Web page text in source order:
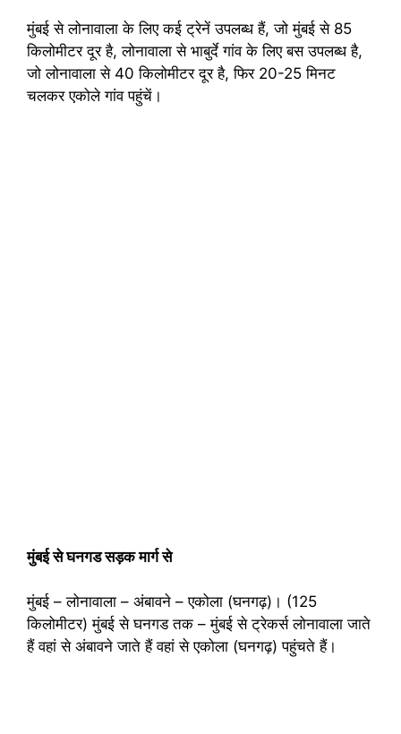
मुंबई से लोनावाला के लिए कई ट्रेनें उपलब्ध हैं, जो मुंबई से 85
किलोमीटर दूर है, लोनावाला से भाबुर्दे गांव के लिए बस उपलब्ध है,
जो लोनावाला से 40 किलोमीटर दूर है, फिर 20-25 मिनट
चलकर एकोले गांव पहुंचें।
मुंबई से घनगड सड़क मार्ग से
मुंबई – लोनावाला – अंबावने – एकोला (घनगढ़)। (125
किलोमीटर) मुंबई से घनगड तक – मुंबई से ट्रेकर्स लोनावाला जाते
हैं वहां से अंबावने जाते हैं वहां से एकोला (घनगढ़) पहुंचते हैं।